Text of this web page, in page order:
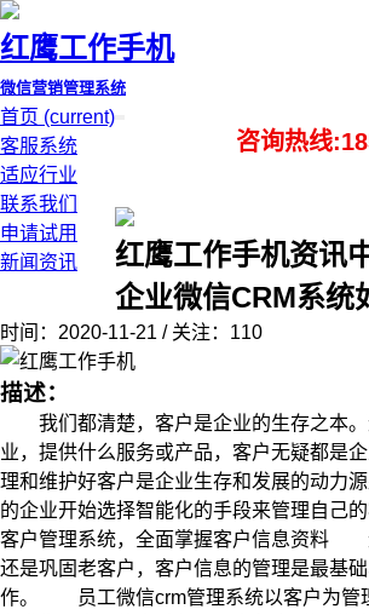
红鹰工作手机
微信营销管理系统
首页 (current)
客服系统
适应行业
联系我们
申请试用
新闻资讯
咨询热线
红鹰工作手机资讯
企业微信CRM系统
时间：2020-11-21 / 关注：110
描述：
我们都清楚，客户是企业的生存之本。
业，提供什么服务或产品，客户无疑都是
理和维护好客户是企业生存和发展的动力
的企业开始选择智能化的手段来管理自
客户管理系统，全面掌握客户信息资料
还是巩固老客户，客户信息的管理是最基
作。 员工微信crm管理系统以客户为管